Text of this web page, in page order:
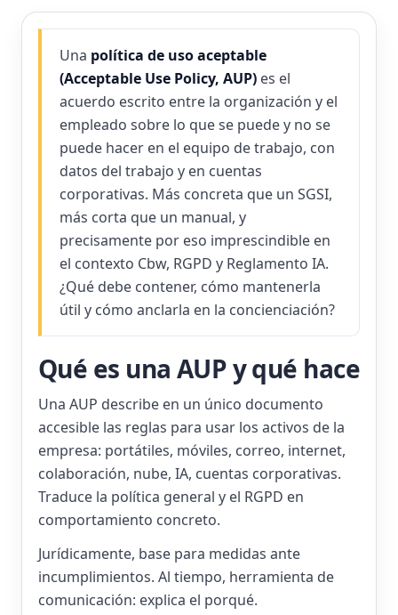
Una política de uso aceptable
(Acceptable Use Policy, AUP) es el
acuerdo escrito entre la organización y el
empleado sobre lo que se puede y no se
puede hacer en el equipo de trabajo, con
datos del trabajo y en cuentas
corporativas. Más concreta que un SGSI,
más corta que un manual, y
precisamente por eso imprescindible en
el contexto Cbw, RGPD y Reglamento IA.
¿Qué debe contener, cómo mantenerla
útil y cómo anclarla en la concienciación?
Qué es una AUP y qué hace
Una AUP describe en un único documento
accesible las reglas para usar los activos de la
empresa: portátiles, móviles, correo, internet,
colaboración, nube, IA, cuentas corporativas.
Traduce la política general y el RGPD en
comportamiento concreto.
Jurídicamente, base para medidas ante
incumplimientos. Al tiempo, herramienta de
comunicación: explica el porqué.